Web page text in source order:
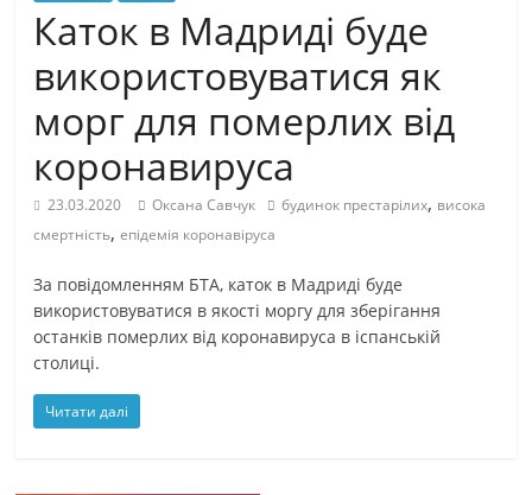
Каток в Мадриді буде
використовуватися як
морг для померлих від
коронавируса
23.03.2020 Оксана Савчук будинок престарілих, висока
смертність,епідемія коронавіруса
За повідомленням БТА, каток в Мадриді буде
використовуватися в якості моргу для зберігання
останків померлих від коронавируса в іспанській
столиці.
Читати далі